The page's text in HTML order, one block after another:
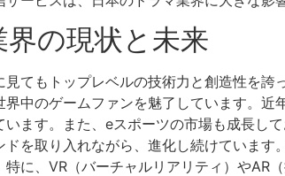
の現状と未来
てもトップレベルの技術力と創造性を
中のゲームファンを魅了しています。
ます。また、eスポーツの市場も成長し
を取り入れながら、進化し続けていま
に、VR（バーチャルリアリティ）や